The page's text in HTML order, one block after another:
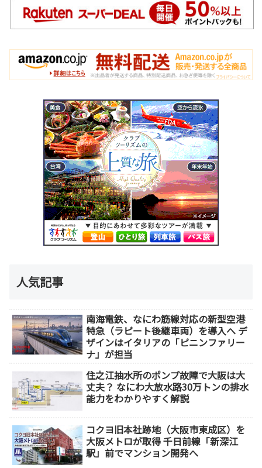
人気記事
南海電鉄、なにわ筋線対応の新型空港
特急（ラピート後継車両）を導入へ デ
ザインはイタリアの「ピニンファリー
ナ」が担当
住之江抽水所のポンプ故障で大阪は大
丈夫？ なにわ大放水路30万トンの排水
能力をわかりやすく解説
コクヨ旧本社跡地（大阪市東成区）を
大阪メトロが取得 千日前線「新深江
駅」前でマンション開発へ